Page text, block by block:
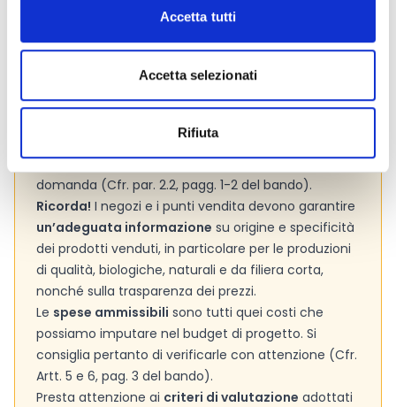
Accetta tutti
Accetta selezionati
Rifiuta
informazioni addizionali.
Consigli degli esperti
sono considerati ammissibili ai fini del bando e
assicurati di rientrare in una di esse prima di fare
domanda (Cfr. par. 2.2, pagg. 1-2 del bando).
Ricorda! I negozi e i punti vendita devono garantire
un’adeguata informazione su origine e specificità
dei prodotti venduti, in particolare per le produzioni
di qualità, biologiche, naturali e da filiera corta,
nonché sulla trasparenza dei prezzi.
Le spese ammissibili sono tutti quei costi che
possiamo imputare nel budget di progetto. Si
consiglia pertanto di verificarle con attenzione (Cfr.
Artt. 5 e 6, pag. 3 del bando).
Presta attenzione ai criteri di valutazione adottati